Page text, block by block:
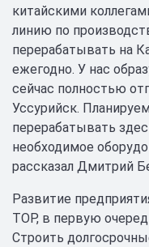
китайскими
линию по
перерабатывать на
ежегодно. У нас
сейчас полностью
Уссурийск.
перерабатывать
необходимое
рассказал Дмитрий
Развитие
ТОР, в первую
Строить